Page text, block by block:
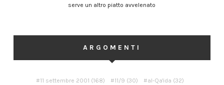
serve un altro piatto avvelenato
ARGOMENTI
11 settembre 2001 (168) 11/9 (30) al-Qa'ida (32)